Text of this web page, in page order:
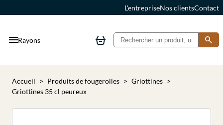
L'entrepriseNos clientsContact
Rayons
Accueil Produits de fougerolles
Griottines
Griottines 35 cl peureux